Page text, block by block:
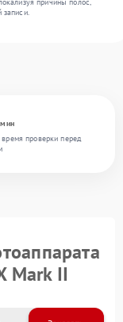
проверки перед
Mark II